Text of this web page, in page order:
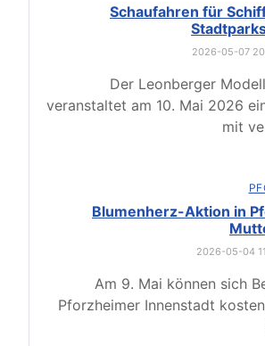
Schaufahren für
2026-05-07
Der Leonberger
veranstaltet am 10. Mai 2026
mit
Blumenherz-Aktion in
2026-05-04
Am 9. Mai können sich
Pforzheimer Innenstadt